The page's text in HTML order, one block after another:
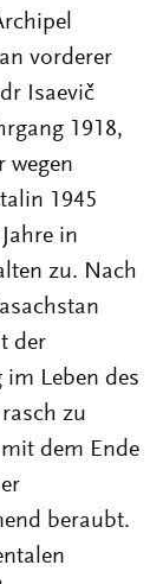
vorderer
Isaevič
1918,
wegen
1945
in
zu. Nach
der
im Leben des
zu
dem Ende
beraubt.